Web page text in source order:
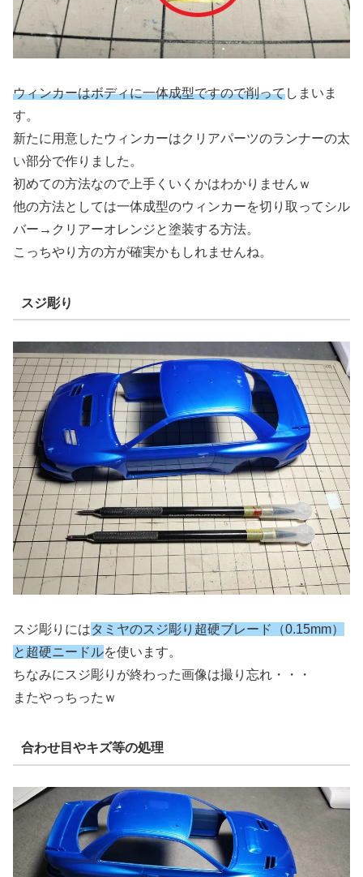
ウィンカーはボディに一体成型ですので削ってしまいま
す。
新たに用意したウィンカーはクリアパーツのランナーの太
い部分で作りました。
初めての方法なので上手くいくかはわかりませんｗ
他の方法としては一体成型のウィンカーを切り取ってシル
バー→クリアーオレンジと塗装する方法。
こっちやり方の方が確実かもしれませんね。
スジ彫り
スジ彫りにはタミヤのスジ彫り超硬ブレード（0.15mm）
と超硬ニードルを使います。
ちなみにスジ彫りが終わった画像は撮り忘れ・・・
またやっちったｗ
合わせ目やキズ等の処理